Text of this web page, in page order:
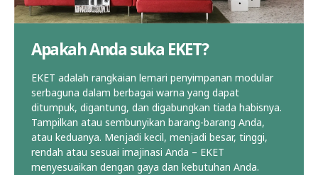
Apakah Anda suka EKET?
EKET adalah rangkaian lemari penyimpanan modular
serbaguna dalam berbagai warna yang dapat
ditumpuk, digantung, dan digabungkan tiada habisnya.
Tampilkan atau sembunyikan barang-barang Anda,
atau keduanya. Menjadi kecil, menjadi besar, tinggi,
rendah atau sesuai imajinasi Anda – EKET
menyesuaikan dengan gaya dan kebutuhan Anda.